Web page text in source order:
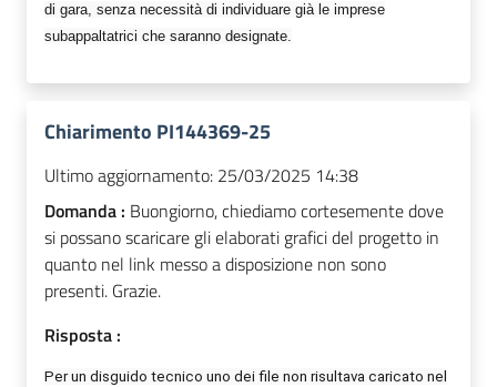
di gara, senza necessità di individuare già le imprese
subappaltatrici che saranno designate.
Chiarimento PI144369-25
Ultimo aggiornamento: 25/03/2025 14:38
Domanda : Buongiorno, chiediamo cortesemente dove
si possano scaricare gli elaborati grafici del progetto in
quanto nel link messo a disposizione non sono
presenti. Grazie.
Risposta :
Per un disguido tecnico uno dei file non risultava caricato nel